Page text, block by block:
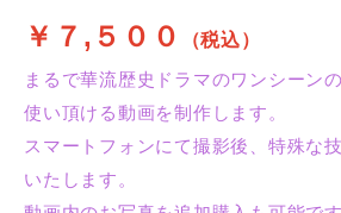
￥７,５００
（税込）
まるで華流歴史ドラマのワンシーン
使い頂ける動画を制作します。
スマートフォンにて撮影後、特殊な
いたします。